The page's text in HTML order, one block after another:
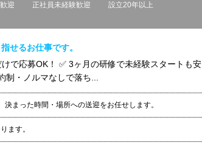
迎 正社員未経験歓迎
設立20年以上
せるお仕事です。
で応募OK！ ✅ 3ヶ月の研修で未経験スタートも安
制・ノルマなしで落ち...
まった時間・場所への送迎をお任せします。
ます。